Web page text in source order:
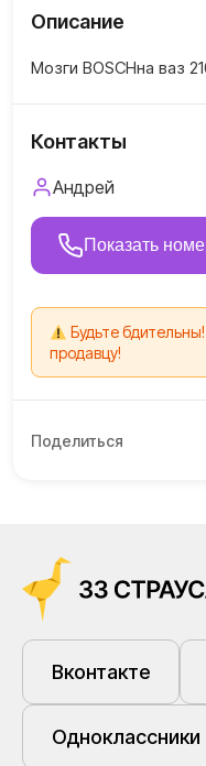
Описание
Мозги BOSCHна ваз
Контакты
Андрей
Показать
Будьте
продавцу!
Поделиться
Вконтакте
Одноклассники